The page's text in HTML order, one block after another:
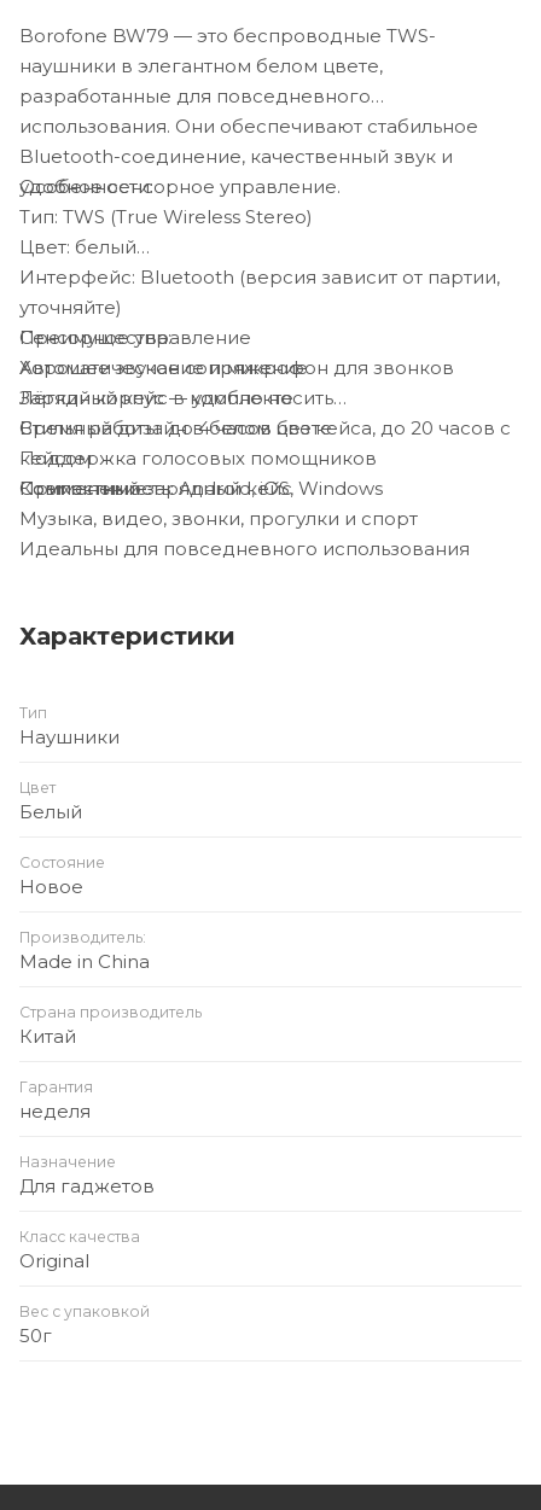
Borofone BW79 — это беспроводные TWS-
наушники в элегантном белом цвете,
разработанные для повседневного
использования. Они обеспечивают стабильное
Bluetooth-соединение, качественный звук и
удобное сенсорное управление.
Особенности:
Тип: TWS (True Wireless Stereo)
Цвет: белый
Интерфейс: Bluetooth (версия зависит от партии,
уточняйте)
Сенсорное управление
Автоматическое сопряжение
Зарядный кейс в комплекте
Время работы: до 4 часов без кейса, до 20 часов с
кейсом
Совместимость: Android, iOS, Windows
Преимущества:
Хорошее звучание и микрофон для звонков
Лёгкий корпус — удобно носить
Стильный дизайн в белом цвете
Поддержка голосовых помощников
Компактный зарядный кейс
Применение:
Музыка, видео, звонки, прогулки и спорт
Идеальны для повседневного использования
Характеристики
Тип
Наушники
Цвет
Белый
Состояние
Новое
Производитель:
Made in China
Страна производитель
Китай
Гарантия
неделя
Назначение
Для гаджетов
Класс качества
Original
Вес с упаковкой
50г